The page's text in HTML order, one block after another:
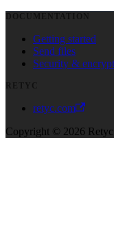
Getting started
Send files
Security &
retyc.com
Copyright © 2026 Retyc